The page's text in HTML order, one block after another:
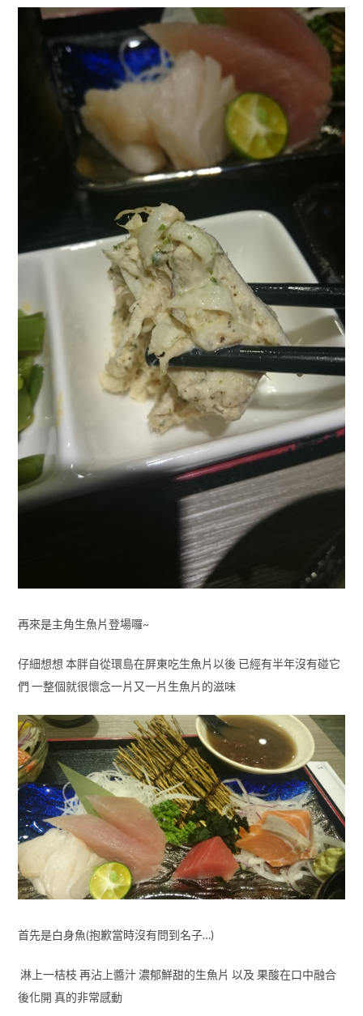
再來是主角生魚片登場囉~
仔細想想 本胖自從環島在屏東吃生魚片以後 已經有半年沒有碰它
們 一整個就很懷念一片又一片生魚片的滋味
首先是白身魚(抱歉當時沒有問到名子…)
淋上一桔枝 再沾上醬汁 濃郁鮮甜的生魚片 以及 果酸在口中融合
後化開 真的非常感動